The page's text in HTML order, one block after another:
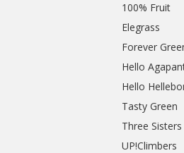
100% Fruit
Elegrass
Forever
Hello
Hello
Tasty Green
Three Sisters
UP!Climbers